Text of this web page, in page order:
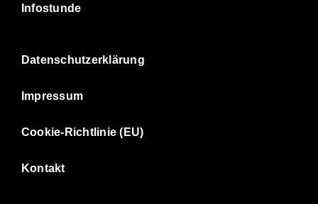
Infostunde
Datenschutzerklärung
Impressum
Cookie-Richtlinie (EU)
Kontakt